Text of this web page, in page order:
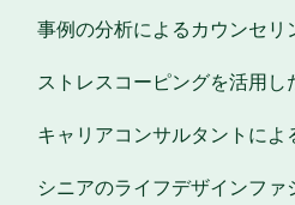
事例の分析によるカウンセリ
ストレスコーピングを活用し
キャリアコンサルタントによ
シニアのライフデザインファ